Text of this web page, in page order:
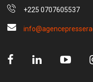
+225 0707605537